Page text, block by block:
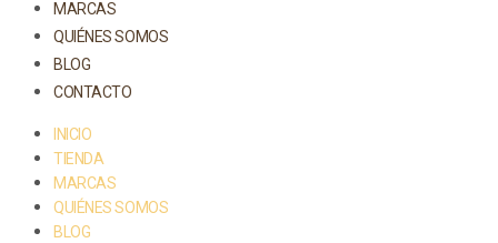
MARCAS
QUIÉNES SOMOS
BLOG
CONTACTO
INICIO
TIENDA
MARCAS
QUIÉNES SOMOS
BLOG